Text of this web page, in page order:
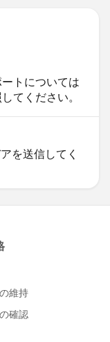
トについては
てください。
を送信してく